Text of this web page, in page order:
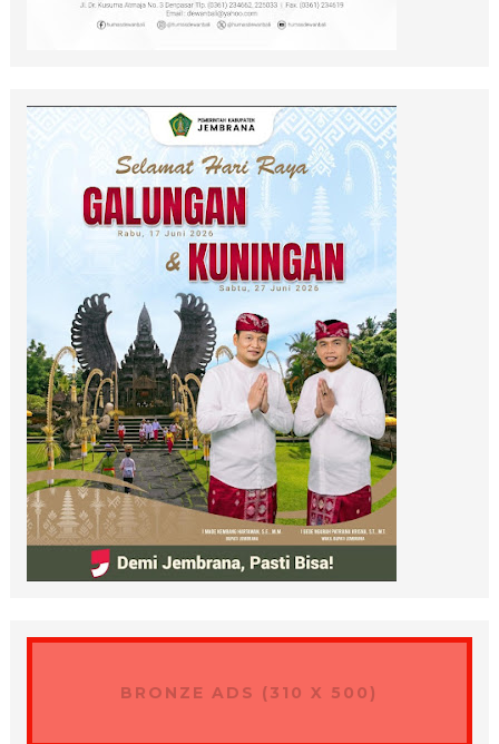
BRONZE ADS (310 X 500)